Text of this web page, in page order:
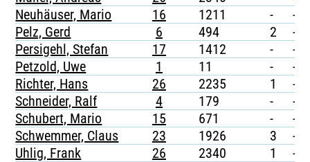
Neuhäuser, Mario
16 1211 -
-
Pelz, Gerd
6 494 2
-
Persigehl, Stefan
17 1412 -
-
Petzold, Uwe
1 11 -
-
Richter, Hans
26 2235 1
-
Schneider, Ralf
4 179 -
-
Schubert, Mario
15 671 -
-
Schwemmer, Claus
23 1926 3
-
Uhlig, Frank
26 2340 1 -